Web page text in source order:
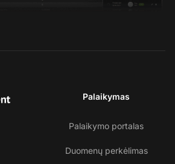
Palaikymas
Palaikymo portalas
Duomenų perkėlimas